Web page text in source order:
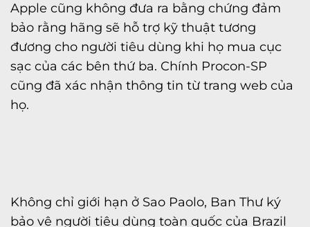
Apple cũng không đưa ra bằng chứng đảm
bảo rằng hãng sẽ hỗ trợ kỹ thuật tương
đương cho người tiêu dùng khi họ mua cục
sạc của các bên thứ ba. Chính Procon-SP
cũng đã xác nhận thông tin từ trang web của
họ.
Không chỉ giới hạn ở Sao Paolo, Ban Thư ký
bảo vệ người tiêu dùng toàn quốc của Brazil